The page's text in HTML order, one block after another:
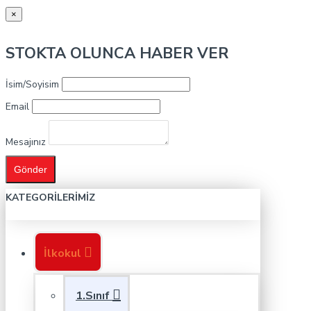
×
STOKTA OLUNCA HABER VER
İsim/Soyisim
Email
Mesajınız
Gönder
KATEGORILERIMIZ
İlkokul
1.Sınıf